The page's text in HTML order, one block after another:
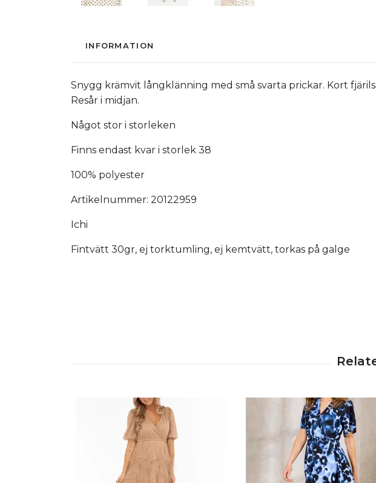
INFORMATION
Snygg krämvit långklänning med små svarta prickar. Kort
Resår i midjan.
Något stor i storleken
Finns endast kvar i storlek 38
100% polyester
Artikelnummer: 20122959
Ichi
Fintvätt 30gr, ej torktumling, ej kemtvätt, torkas på galge